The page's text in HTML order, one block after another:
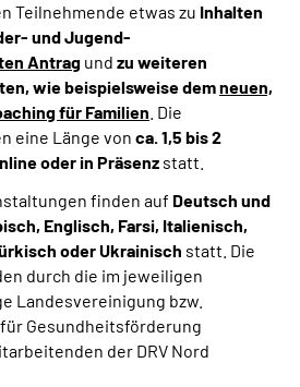
Teilnehmende etwas zu Inhalten
und Jugend-
Antrag und zu weiteren
wie beispielsweise demneuen,
für Familien . Die
eine Länge von ca. 1,5 bis 2
oder in Präsenz statt.
finden auf Deutsch und
Englisch, Farsi, Italienisch,
oder Ukrainisch statt. Die
durch die im jeweiligen
Landesvereinigung bzw.
Gesundheitsförderung
der DRV Nord